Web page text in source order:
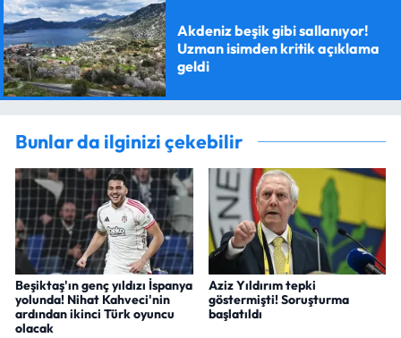
Akdeniz beşik gibi sallanıyor!
Uzman isimden kritik açıklama
geldi
Bunlar da ilginizi çekebilir
Beşiktaş'ın genç yıldızı İspanya
yolunda! Nihat Kahveci'nin
ardından ikinci Türk oyuncu
olacak
Aziz Yıldırım tepki
göstermişti! Soruşturma
başlatıldı